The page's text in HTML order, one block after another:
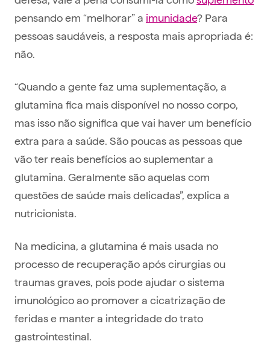
pensando em “melhorar” a imunidade? Para
pessoas saudáveis, a resposta mais apropriada é:
não.
“Quando a gente faz uma suplementação, a
glutamina fica mais disponível no nosso corpo,
mas isso não significa que vai haver um benefício
extra para a saúde. São poucas as pessoas que
vão ter reais benefícios ao suplementar a
glutamina. Geralmente são aquelas com
questões de saúde mais delicadas”, explica a
nutricionista.
Na medicina, a glutamina é mais usada no
processo de recuperação após cirurgias ou
traumas graves, pois pode ajudar o sistema
imunológico ao promover a cicatrização de
feridas e manter a integridade do trato
gastrointestinal.